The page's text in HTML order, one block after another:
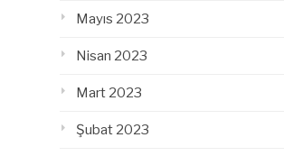
Mayıs 2023
Nisan 2023
Mart 2023
Şubat 2023